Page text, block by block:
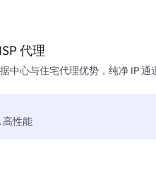
代理
中心与住宅代理优势，纯净 IP 通
高性能